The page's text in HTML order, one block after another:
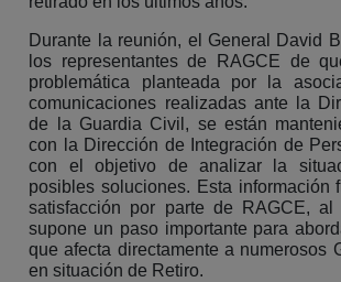
Durante la reunión, el General David
los representantes de RAGCE de
problemática planteada por la
comunicaciones realizadas ante la
de la Guardia Civil, se están
con la Dirección de Integración de
con el objetivo de analizar la
posibles soluciones. Esta información
satisfacción por parte de RAGCE, al
supone un paso importante para
que afecta directamente a numerosos
en situación de Retiro.